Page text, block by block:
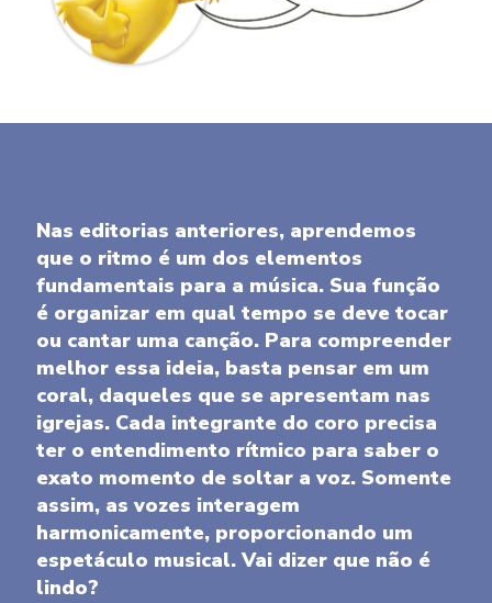
Nas editorias anteriores, aprendemos
que o ritmo é um dos elementos
fundamentais para a música. Sua função
é organizar em qual tempo se deve tocar
ou cantar uma canção. Para compreender
melhor essa ideia, basta pensar em um
coral, daqueles que se apresentam nas
igrejas. Cada integrante do coro precisa
ter o entendimento rítmico para saber o
exato momento de soltar a voz. Somente
assim, as vozes interagem
harmonicamente, proporcionando um
espetáculo musical. Vai dizer que não é
lindo?